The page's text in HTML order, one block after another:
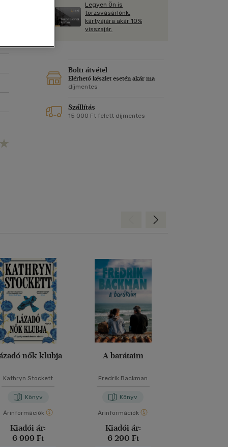
Kártya
Képeslap
Naptár
Legyen Ön is
törzsvásárlónk,
kártyájára akár 10%
visszajár.
Bolti átvétel
Elérhető készlet esetén akár ma
díjmentes
Szállítás
15 000 Ft felett díjmentes
nők klubja
Kathryn Stockett
Könyv
Árinformációk
Kiadói ár:
6 999 Ft
A barátaim
Fredrik Backman
Könyv
Árinformációk
Kiadói ár:
6 290 Ft
Előre